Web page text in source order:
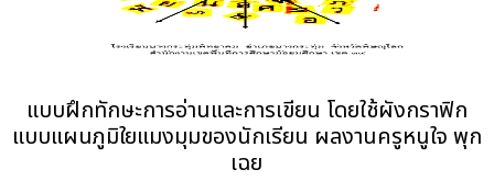
แบบฝึกทักษะการอ่านและการเขียน โดยใช้ผังกราฟิก
แบบแผนภูมิใยแมงมุมของนักเรียน ผลงานครูหนูใจ พุก
เฉย